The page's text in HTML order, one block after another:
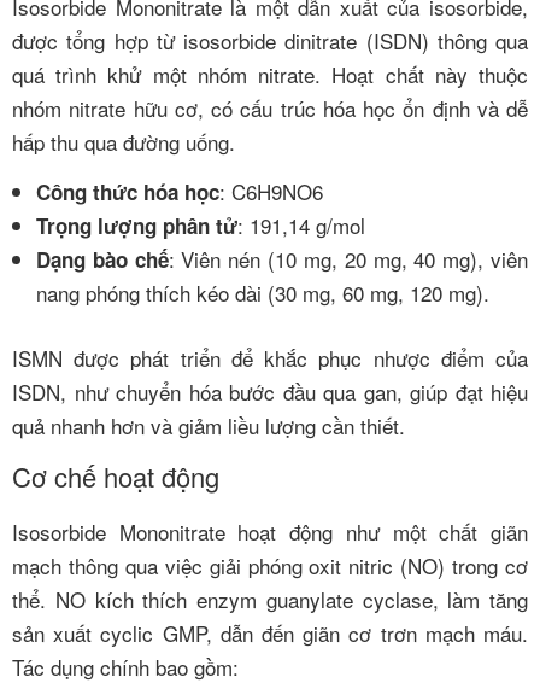
Isosorbide Mononitrate là một dẫn xuất của isosorbide,
được tổng hợp từ isosorbide dinitrate (ISDN) thông qua
quá trình khử một nhóm nitrate. Hoạt chất này thuộc
nhóm nitrate hữu cơ, có cấu trúc hóa học ổn định và dễ
hấp thu qua đường uống.
Công thức hóa học: C6H9NO6
Trọng lượng phân tử: 191,14 g/mol
Dạng bào chế: Viên nén (10 mg, 20 mg, 40 mg), viên
nang phóng thích kéo dài (30 mg, 60 mg, 120 mg).
ISMN được phát triển để khắc phục nhược điểm của
ISDN, như chuyển hóa bước đầu qua gan, giúp đạt hiệu
quả nhanh hơn và giảm liều lượng cần thiết.
Cơ chế hoạt động
Isosorbide Mononitrate hoạt động như một chất giãn
mạch thông qua việc giải phóng oxit nitric (NO) trong cơ
thể. NO kích thích enzym guanylate cyclase, làm tăng
sản xuất cyclic GMP, dẫn đến giãn cơ trơn mạch máu.
Tác dụng chính bao gồm: